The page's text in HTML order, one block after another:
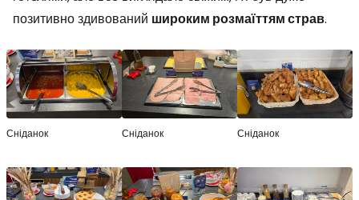
позитивно здивований широким розмаїттям страв.
Сніданок Сніданок Сніданок